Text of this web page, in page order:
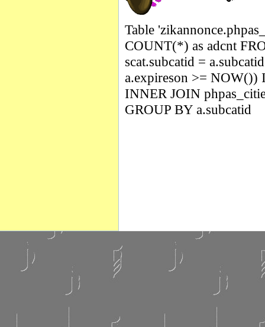
Table
COUNT(*) as adcnt
scat.subcatid =
a.expireson >= NOW())
INNER JOIN
GROUP BY a.subcatid